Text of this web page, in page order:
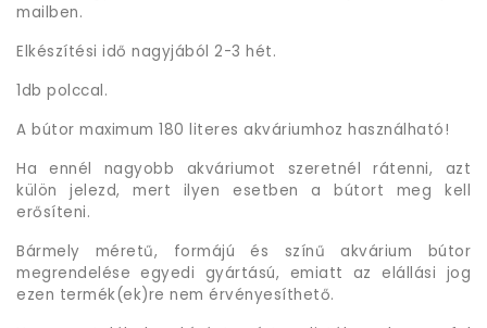
mailben.
Elkészítési idő nagyjából 2-3 hét.
1db polccal.
A bútor maximum 180 literes akváriumhoz használható!
Ha ennél nagyobb akváriumot szeretnél rátenni, azt
külön jelezd, mert ilyen esetben a bútort meg kell
erősíteni.
Bármely méretű, formájú és színű akvárium bútor
megrendelése egyedi gyártású, emiatt az elállási jog
ezen termék(ek)re nem érvényesíthető.